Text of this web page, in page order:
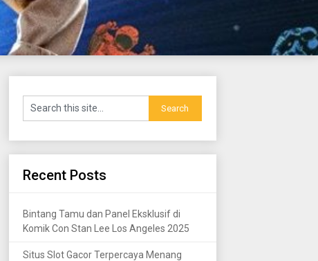
Recent Posts
Bintang Tamu dan Panel Eksklusif di
Komik Con Stan Lee Los Angeles 2025
Situs Slot Gacor Terpercaya Menang